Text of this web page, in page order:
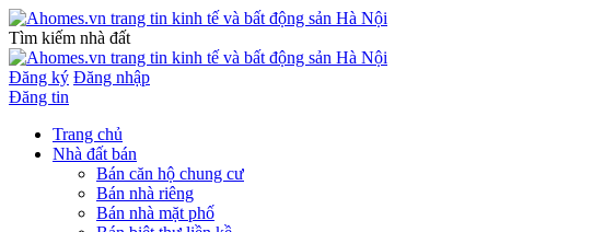
Tìm kiếm nhà đất
Đăng ký Đăng nhập
Đăng tin
Trang chủ
Nhà đất bán
Bán căn hộ chung cư
Bán nhà riêng
Bán nhà mặt phố